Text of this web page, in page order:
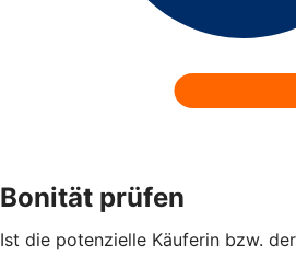
Bonität prüfen
Ist die potenzielle Käuferin bzw.